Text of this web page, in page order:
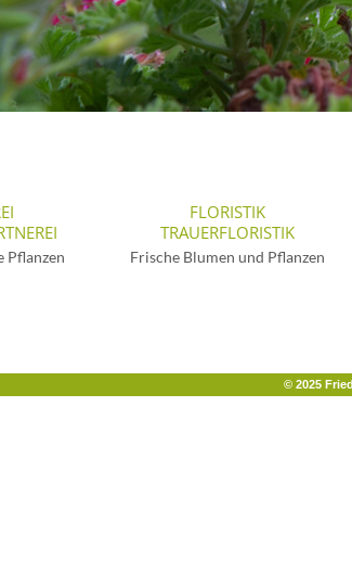
Pflanzen
FLORISTIK
TRAUERFLORISTIK
Frische Blumen und Pflanzen
© 2025